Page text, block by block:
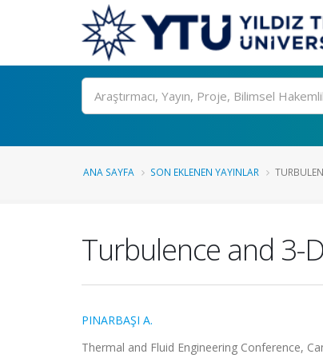
Ara
ANA SAYFA SON EKLENEN YAYINLAR
Turbulence and 3-
PINARBAŞI A.
Thermal and Fluid Engineering Conference,